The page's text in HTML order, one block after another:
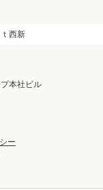
西新
本社ビル
ー